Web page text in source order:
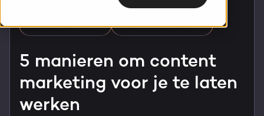
GROWTH SERVICES
Team
Contact
Blog
Events & webinars
DIGITAL MARKETING MARKETING STRATEGY
5 manieren om content
marketing voor je te laten
werken